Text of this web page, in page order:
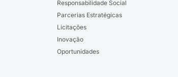
Responsabilidade Social
Parcerias Estratégicas
Licitações
Inovação
Oportunidades